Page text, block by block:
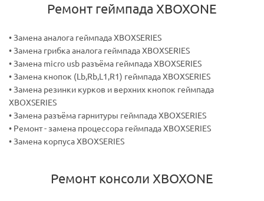
Ремонт геймпада XBOXONE
• Замена аналога геймпада XBOXSERIES
• Замена грибка аналога геймпада XBOXSERIES
• Замена micro usb разъёма геймпада XBOXSERIES
• Замена кнопок (Lb,Rb,L1,R1) геймпада XBOXSERIES
• Замена резинки курков и верхних кнопок геймпада
XBOXSERIES
• Замена разъёма гарнитуры геймпада XBOXSERIES
• Ремонт - замена процессора геймпада XBOXSERIES
• Замена корпуса XBOXSERIES
Ремонт консоли XBOXONE